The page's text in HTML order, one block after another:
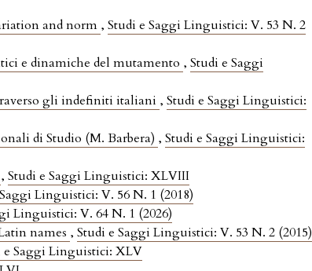
and norm ,Studi e Saggi Linguistici: V. 53 N. 2
e dinamiche del mutamento ,Studi e Saggi
gli indefiniti italiani ,Studi e Saggi Linguistici:
di Studio (M. Barbera) ,Studi e Saggi Linguistici:
,Studi e Saggi Linguistici: XLVIII
Linguistici: V. 56 N. 1 (2018)
Linguistici: V. 64 N. 1 (2026)
names ,Studi e Saggi Linguistici: V. 53 N. 2 (2015)
e Saggi Linguistici: XLV